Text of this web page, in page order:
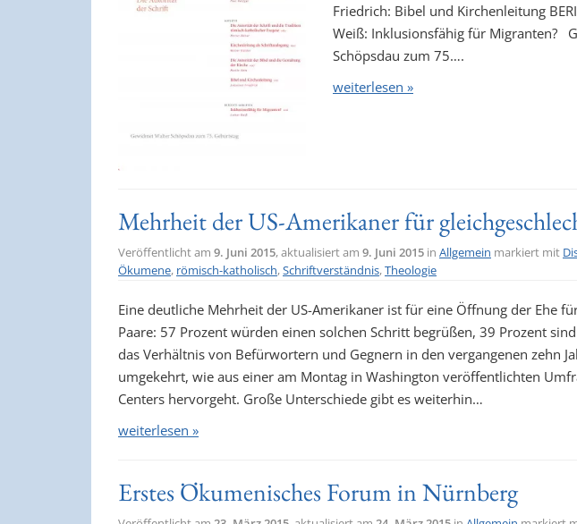
Friedrich: Bibel und Kirchenleitung
Weiß: Inklusionsfähig für Migranten?
Schöpsdau zum 75….
weiterlesen »
Mehrheit der US-Amerikaner für
Veröffentlicht am 9. Juni 2015, aktualisiert am 9. Juni 2015 in Allgemein markiert mit
Ökumene, römisch-katholisch,Schriftverständnis,Theologie
Eine deutliche Mehrheit der US-Amerikaner ist für eine Öffnung der Ehe
Paare: 57 Prozent würden einen solchen Schritt begrüßen, 39 Prozent
das Verhältnis von Befürwortern und Gegnern in den vergangenen zehn
umgekehrt, wie aus einer am Montag in Washington veröffentlichten
Centers hervorgeht. Große Unterschiede gibt es weiterhin…
weiterlesen »
Erstes Ökumenisches Forum in Nürnberg